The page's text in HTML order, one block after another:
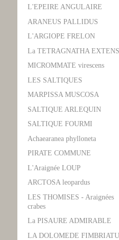
L'EPEIRE ANGULAIRE
ARANEUS PALLIDUS
L'ARGIOPE FRELON
La TETRAGNATHA
MICROMMATE virescens
LES SALTIQUES
MARPISSA MUSCOSA
SALTIQUE ARLEQUIN
SALTIQUE FOURMI
Achaearanea phylloneta
PIRATE COMMUNE
L'Araignée LOUP
ARCTOSA leopardus
LES THOMISES - Araignées
crabes
La PISAURE ADMIRABLE
LA DOLOMEDE